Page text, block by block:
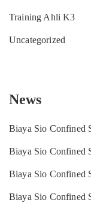
Training Ahli K3
Uncategorized
News
Biaya Sio Confined
Biaya Sio Confined
Biaya Sio Confined
Biaya Sio Confined